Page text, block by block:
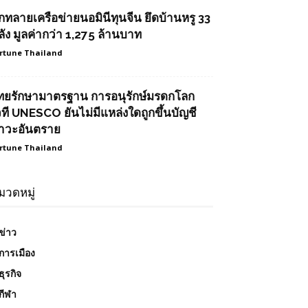
ทลายเครือข่ายนอมินีทุนจีน ยึดบ้านหรู 33
ง มูลค่ากว่า 1,275 ล้านบาท
Thailand
ยรักษามาตรฐาน การอนุรักษ์มรดกโลก
ที UNESCO ยันไม่มีแหล่งใดถูกขึ้นบัญชี
วะอันตราย
Thailand
วดหมู่
าว
ารเมือง
ธุรกิจ
ฬา